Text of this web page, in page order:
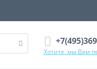
Хотите, мы Вам